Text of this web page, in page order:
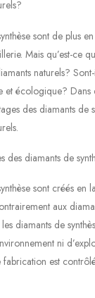
sont de plus
Mais qu’est-ce
naturels?
et écologique? Dans
des diamants de
des diamants de
sont créés
aux
diamants de
ni
fabrication est